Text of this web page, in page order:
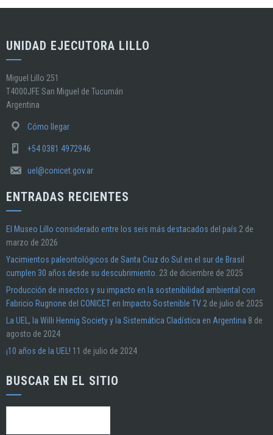
UNIDAD EJECUTORA LILLO
Miguel Lillo 251
T4000JFE San Miguel de Tucumán
Argentina
Cómo llegar
+54 0381 4972946
uel@conicet.gov.ar
ENTRADAS RECIENTES
El Museo Lillo considerado entre los seis más destacados del país 2 de
marzo de 2026
Yacimientos paleontológicos de Santa Cruz do Sul en el sur de Brasil
cumplen 30 años desde su descubrimiento. 23 de diciembre de 2025
Producción de insectos y su impacto en la sostenibilidad ambiental con
Fabricio Rugnone del CONICET en Impacto Sostenible TV 2 de julio de 2025
La UEL, la Willi Hennig Society y la Sistemática Cladística en Argentina 8 de
agosto de 2024
¡10 años de la UEL! 11 de julio de 2024
BUSCAR EN EL SITIO